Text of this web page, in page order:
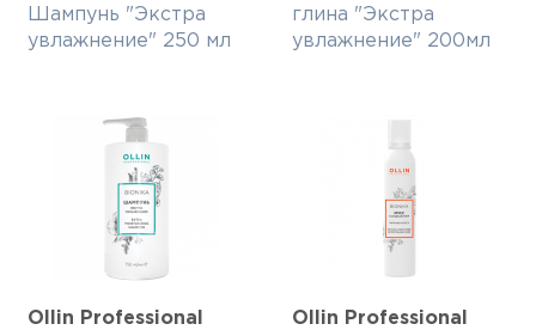
Шампунь "Экстра
увлажнение" 250 мл
глина "Экстра
увлажнение" 200мл
Ollin Professional
Ollin Professional